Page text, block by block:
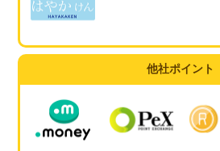
他社ポイント